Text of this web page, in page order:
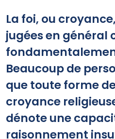
La foi, ou
jugées en général
Beaucoup de
que toute forme
croyance
dénote une
raisonnement